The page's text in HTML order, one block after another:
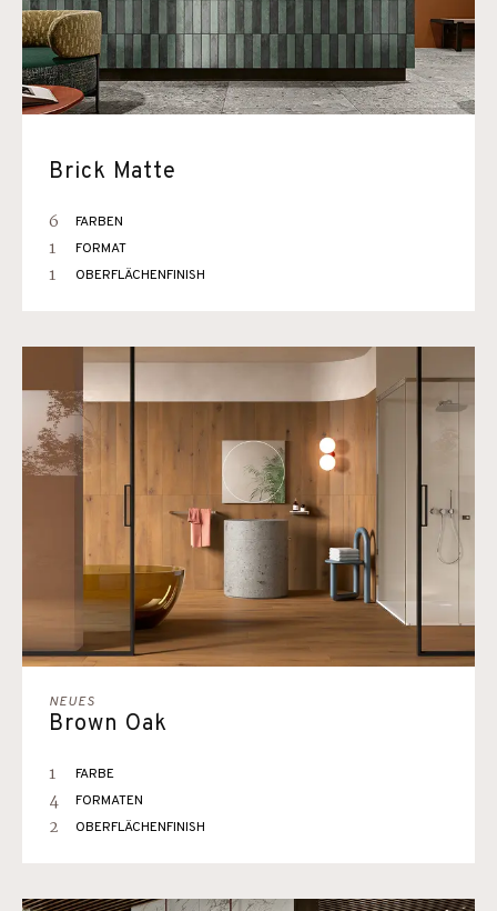
Brick Matte
6 FARBEN
1 FORMAT
1 OBERFLÄCHENFINISH
NEUES
Brown Oak
1 FARBE
4 FORMATEN
2 OBERFLÄCHENFINISH